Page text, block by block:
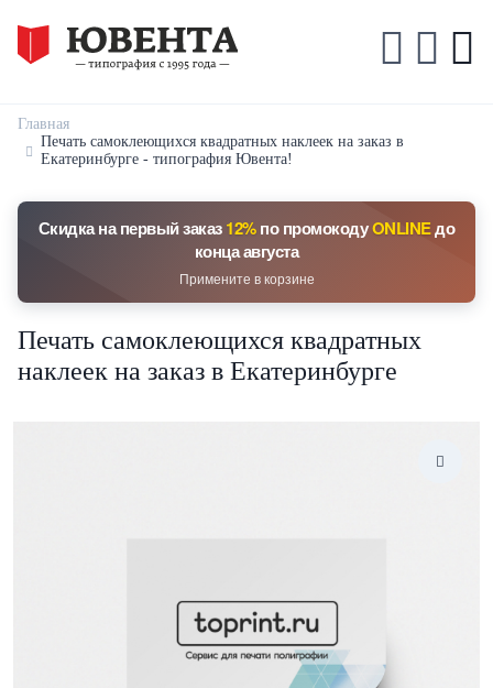
Главная
Печать самоклеющихся квадратных наклеек на заказ в
Екатеринбурге - типография Ювента!
Скидка на первый заказ12%по промокодуONLINEдо
конца августа
Примените в корзине
Печать самоклеющихся квадратных
наклеек на заказ в Екатеринбурге